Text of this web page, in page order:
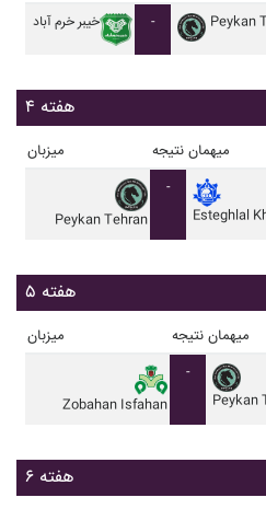
خيبر خرم آباد - Peykan
هفته ۴
میزبان نتیجه میهمان
Peykan Tehran
-
Esteghlal
هفته ۵
میزبان نتیجه میهمان
Zobahan Isfahan
-
Peykan
هفته ۶